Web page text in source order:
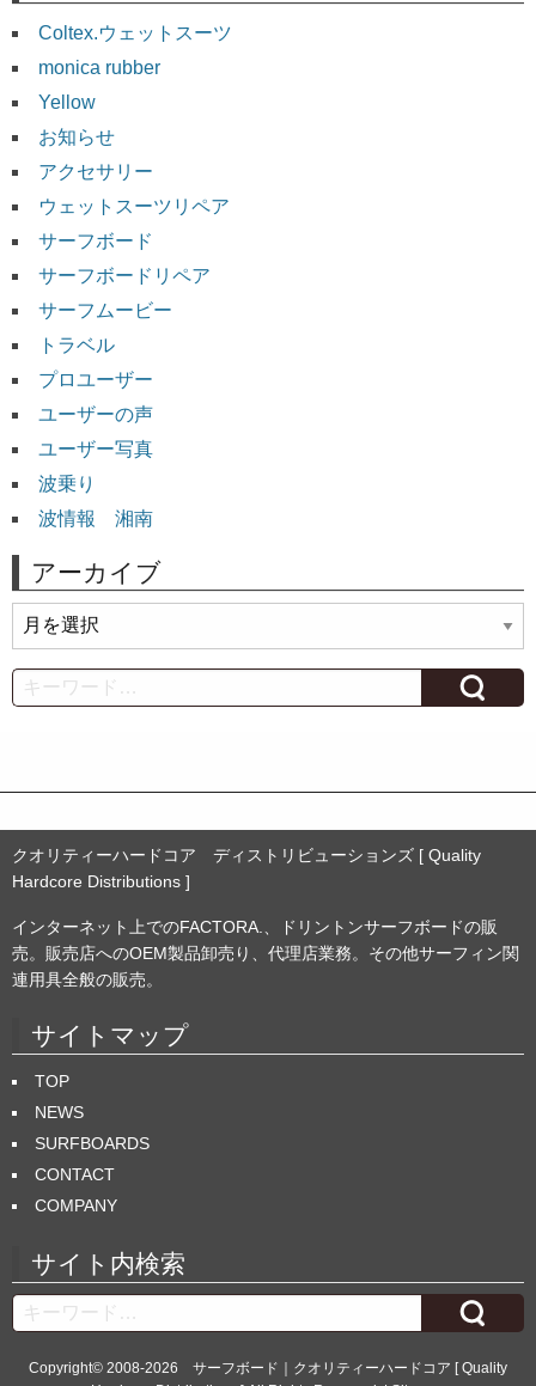
Coltex.ウェットスーツ
monica rubber
Yellow
お知らせ
アクセサリー
ウェットスーツリペア
サーフボード
サーフボードリペア
サーフムービー
トラベル
プロユーザー
ユーザーの声
ユーザー写真
波乗り
波情報 湘南
アーカイブ
ー
カ
イ
Search
クオリティーハードコア ディストリビューションズ [ Quality
Hardcore Distributions ]
インターネット上でのFACTORA.、ドリントンサーフボードの販
売。販売店へのOEM製品卸売り、代理店業務。その他サーフィン関
連用具全般の販売。
サイトマップ
TOP
NEWS
SURFBOARDS
CONTACT
COMPANY
サイト内検索
Search
Copyright© 2008-2026 サーフボード｜クオリティーハードコア [ Quality